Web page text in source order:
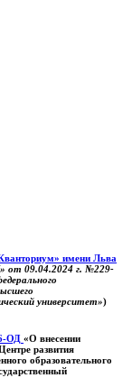
имени Льва
09.04.2024 г. №229-
университет»)
ОД «О внесении
развития
образовательного